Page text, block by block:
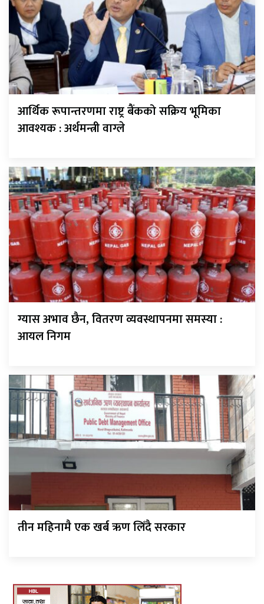
आर्थिक रूपान्तरणमा राष्ट्र बैंकको सक्रिय भूमिका
आवश्यक : अर्थमन्त्री वाग्ले
ग्यास अभाव छैन, वितरण व्यवस्थापनमा समस्या :
आयल निगम
तीन महिनामै एक खर्ब ऋण लिँदै सरकार